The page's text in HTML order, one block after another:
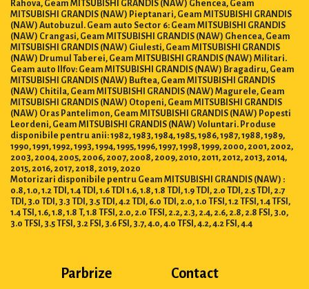
MITSUBISHI GRANDIS (NAW) Pieptanari, Geam MITSUBISHI GRANDIS
(NAW) Autobuzul. Geam auto Sector 6: Geam MITSUBISHI GRANDIS
(NAW) Crangasi, Geam MITSUBISHI GRANDIS (NAW) Ghencea, Geam
MITSUBISHI GRANDIS (NAW) Giulesti, Geam MITSUBISHI GRANDIS
(NAW) Drumul Taberei, Geam MITSUBISHI GRANDIS (NAW) Militari.
Geam auto Ilfov: Geam MITSUBISHI GRANDIS (NAW) Bragadiru, Geam
MITSUBISHI GRANDIS (NAW) Buftea, Geam MITSUBISHI GRANDIS
(NAW) Chitila, Geam MITSUBISHI GRANDIS (NAW) Magurele, Geam
MITSUBISHI GRANDIS (NAW) Otopeni, Geam MITSUBISHI GRANDIS
(NAW) Oras Pantelimon, Geam MITSUBISHI GRANDIS (NAW) Popesti
Leordeni, Geam MITSUBISHI GRANDIS (NAW) Voluntari. Produse
disponibile pentru anii: 1982, 1983, 1984, 1985, 1986, 1987, 1988, 1989,
1990, 1991, 1992, 1993, 1994, 1995, 1996, 1997, 1998, 1999, 2000, 2001, 2002,
2003, 2004, 2005, 2006, 2007, 2008, 2009, 2010, 2011, 2012, 2013, 2014,
2015, 2016, 2017, 2018, 2019, 2020
Motorizari disponibile pentru Geam MITSUBISHI GRANDIS (NAW) :
0.8, 1.0, 1.2 TDI, 1.4 TDI, 1.6 TDI 1.6, 1.8, 1.8 TDI, 1.9 TDI, 2.0 TDI, 2.5 TDI, 2.7
TDI, 3.0 TDI, 3.3 TDI, 3.5 TDI, 4.2 TDI, 6.0 TDI, 2.0, 1.0 TFSI, 1.2 TFSI, 1.4 TFSI,
1.4 TSI, 1.6, 1.8, 1.8 T, 1.8 TFSI, 2.0, 2.0 TFSI, 2.2, 2.3, 2.4, 2.6, 2.8, 2.8 FSI, 3.0,
3.0 TFSI, 3.5 TFSI, 3.2 FSI, 3.6 FSI, 3.7, 4.0, 4.0 TFSI, 4.2, 4.2 FSI, 4.4
Parbrize Contact